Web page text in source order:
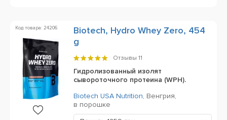
Код товара: 24206
Biotech, Hydro Whey Zero, 454
g
Отзывы 11
Гидролизованный изолят
сывороточного протеина (WPH).
Biotech USA Nutrition, Венгрия,
в порошке